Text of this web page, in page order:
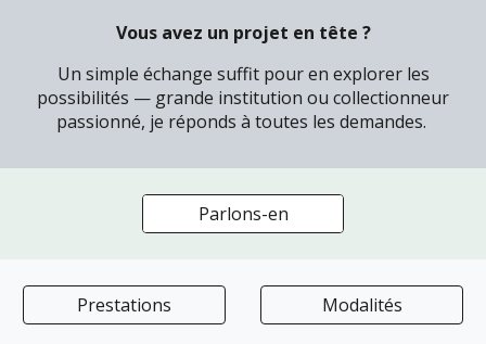
Vous avez un projet en tête ?
Un simple échange suffit pour en explorer les
possibilités — grande institution ou collectionneur
passionné, je réponds à toutes les demandes.
Parlons-en
Prestations Modalités